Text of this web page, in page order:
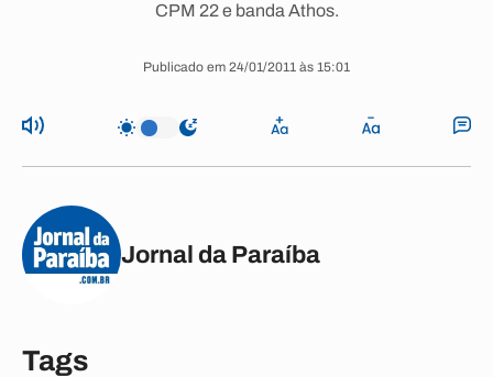
CPM 22 e banda Athos.
Publicado em 24/01/2011 às 15:01
Jornal da Paraíba
Tags